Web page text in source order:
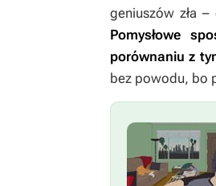
geniuszów zła
Pomysłowe
porównaniu z
bez powodu, bo